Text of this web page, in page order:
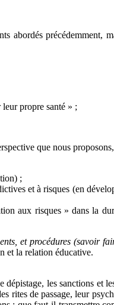
abordés précédemment,
propre santé » ;
que nous
;
et à risques (en
aux risques » dans la
et procédures (savoir
et la relation éducative.
les sanctions et
rites de passage, leur